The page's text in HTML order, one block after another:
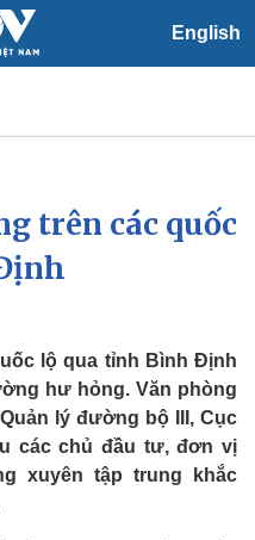
English
Xã hội
Tin 24h
Dự báo thời tiết
Việc làm
Biển đảo
trên các quốc
lộ qua tỉnh Bình Định
hư hỏng. Văn phòng
lý đường bộ III, Cục
các chủ đầu tư, đơn vị
xuyên tập trung khắc